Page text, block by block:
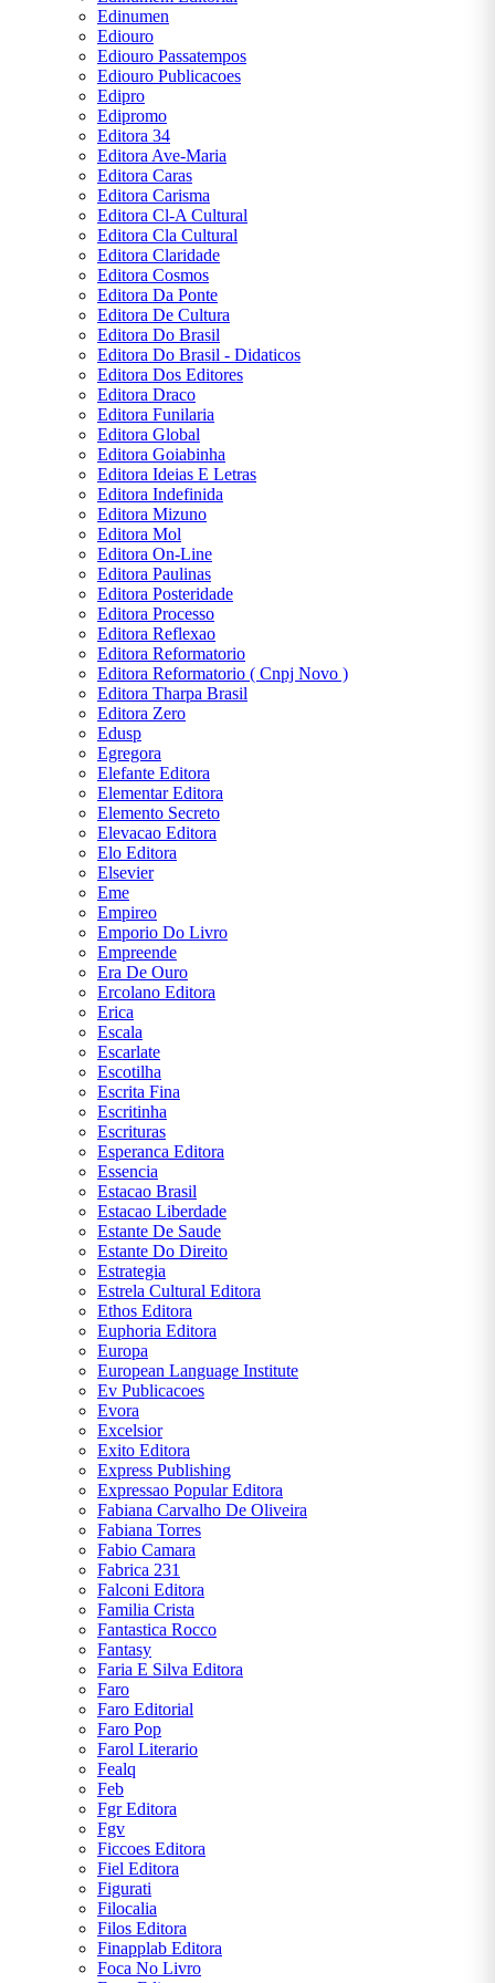
Edinumen
Ediouro
Ediouro Passatempos
Ediouro Publicacoes
Edipro
Edipromo
Editora 34
Editora Ave-Maria
Editora Caras
Editora Carisma
Editora Cl-A Cultural
Editora Cla Cultural
Editora Claridade
Editora Cosmos
Editora Da Ponte
Editora De Cultura
Editora Do Brasil
Editora Do Brasil - Didaticos
Editora Dos Editores
Editora Draco
Editora Funilaria
Editora Global
Editora Goiabinha
Editora Ideias E Letras
Editora Indefinida
Editora Mizuno
Editora Mol
Editora On-Line
Editora Paulinas
Editora Posteridade
Editora Processo
Editora Reflexao
Editora Reformatorio
Editora Reformatorio ( Cnpj Novo )
Editora Tharpa Brasil
Editora Zero
Edusp
Egregora
Elefante Editora
Elementar Editora
Elemento Secreto
Elevacao Editora
Elo Editora
Elsevier
Eme
Empireo
Emporio Do Livro
Empreende
Era De Ouro
Ercolano Editora
Erica
Escala
Escarlate
Escotilha
Escrita Fina
Escritinha
Escrituras
Esperanca Editora
Essencia
Estacao Brasil
Estacao Liberdade
Estante De Saude
Estante Do Direito
Estrategia
Estrela Cultural Editora
Ethos Editora
Euphoria Editora
Europa
European Language Institute
Ev Publicacoes
Evora
Excelsior
Exito Editora
Express Publishing
Expressao Popular Editora
Fabiana Carvalho De Oliveira
Fabiana Torres
Fabio Camara
Fabrica 231
Falconi Editora
Familia Crista
Fantastica Rocco
Fantasy
Faria E Silva Editora
Faro
Faro Editorial
Faro Pop
Farol Literario
Fealq
Feb
Fgr Editora
Fgv
Ficcoes Editora
Fiel Editora
Figurati
Filocalia
Filos Editora
Finapplab Editora
Foca No Livro